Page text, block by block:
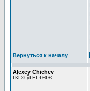
Вернуться к началу
Alexey Chichev
ГЌГ®ГўГЁГ·Г®ГЄ